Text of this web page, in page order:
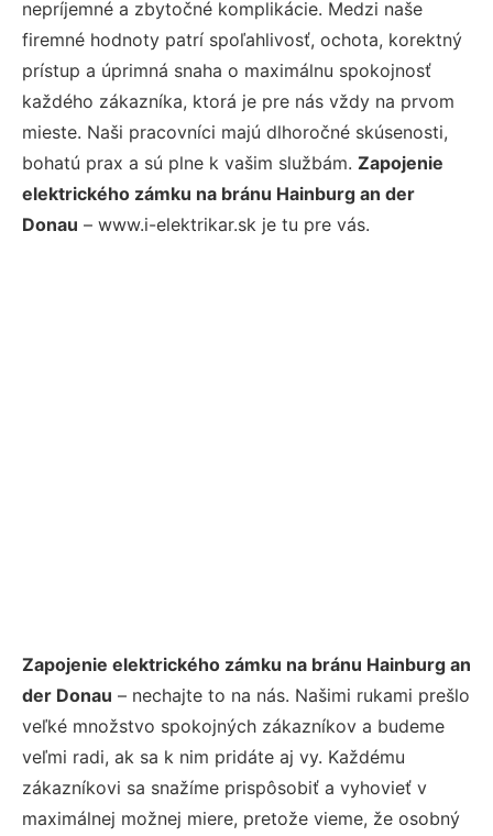
nepríjemné a zbytočné komplikácie. Medzi naše
firemné hodnoty patrí spoľahlivosť, ochota, korektný
prístup a úprimná snaha o maximálnu spokojnosť
každého zákazníka, ktorá je pre nás vždy na prvom
mieste. Naši pracovníci majú dlhoročné skúsenosti,
bohatú prax a sú plne k vašim službám. Zapojenie
elektrického zámku na bránu Hainburg an der
Donau – www.i-elektrikar.sk je tu pre vás.
Zapojenie elektrického zámku na bránu Hainburg an
der Donau – nechajte to na nás. Našimi rukami prešlo
veľké množstvo spokojných zákazníkov a budeme
veľmi radi, ak sa k nim pridáte aj vy. Každému
zákazníkovi sa snažíme prispôsobiť a vyhovieť v
maximálnej možnej miere, pretože vieme, že osobný